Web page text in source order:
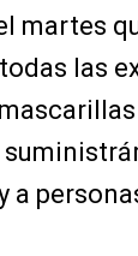
martes
las
a